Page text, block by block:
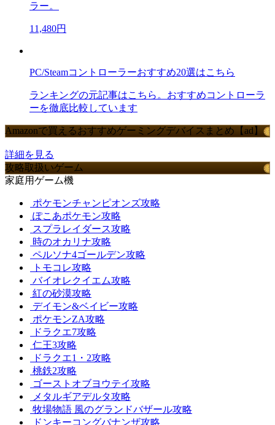
ラー。
11,480円
PC/Steamコントローラーおすすめ20選はこちら
ランキングの元記事はこちら。おすすめコントローラ
ーを徹底比較しています
Amazonで買えるおすすめゲーミングデバイスまとめ【ad】
詳細を見る
攻略取扱いゲーム
家庭用ゲーム機
ポケモンチャンピオンズ攻略
ぽこあポケモン攻略
スプラレイダース攻略
時のオカリナ攻略
ペルソナ4ゴールデン攻略
トモコレ攻略
バイオレクイエム攻略
紅の砂漠攻略
デイモン&ベイビー攻略
ポケモンZA攻略
ドラクエ7攻略
仁王3攻略
ドラクエ1・2攻略
桃鉄2攻略
ゴーストオブヨウテイ攻略
メタルギアデルタ攻略
牧場物語 風のグランドバザール攻略
ドンキーコングバナンザ攻略